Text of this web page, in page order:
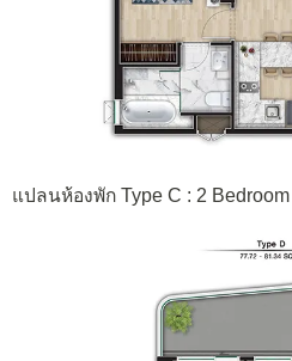
แปลนห้องพัก Type C : 2